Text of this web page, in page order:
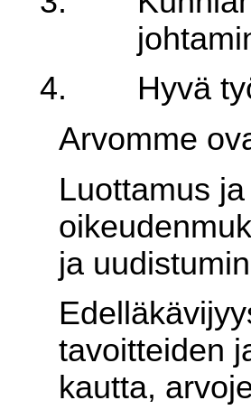
Hyvä
Arvomme
Luottamus
ja
tavoitteiden
kautta,